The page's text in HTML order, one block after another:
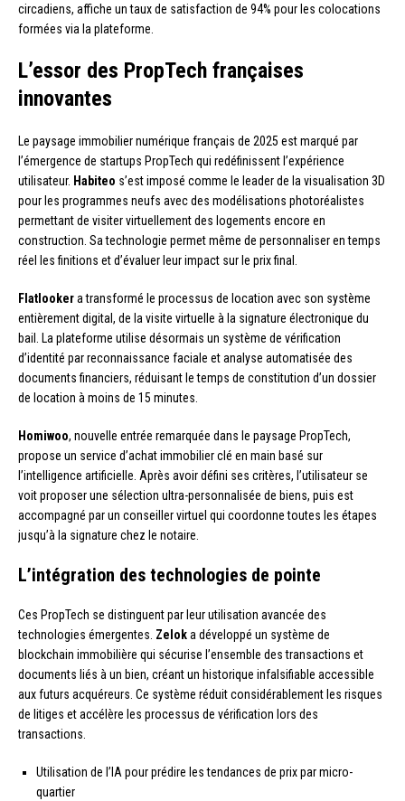
circadiens, affiche un taux de satisfaction de 94% pour les colocations
formées via la plateforme.
L’essor des PropTech françaises
innovantes
Le paysage immobilier numérique français de 2025 est marqué par
l’émergence de startups PropTech qui redéfinissent l’expérience
utilisateur. Habiteo s’est imposé comme le leader de la visualisation 3D
pour les programmes neufs avec des modélisations photoréalistes
permettant de visiter virtuellement des logements encore en
construction. Sa technologie permet même de personnaliser en temps
réel les finitions et d’évaluer leur impact sur le prix final.
Flatlookera transformé le processus de location avec son système
entièrement digital, de la visite virtuelle à la signature électronique du
bail. La plateforme utilise désormais un système de vérification
d’identité par reconnaissance faciale et analyse automatisée des
documents financiers, réduisant le temps de constitution d’un dossier
de location à moins de 15 minutes.
Homiwoo, nouvelle entrée remarquée dans le paysage PropTech,
propose un service d’achat immobilier clé en main basé sur
l’intelligence artificielle. Après avoir défini ses critères, l’utilisateur se
voit proposer une sélection ultra-personnalisée de biens, puis est
accompagné par un conseiller virtuel qui coordonne toutes les étapes
jusqu’à la signature chez le notaire.
L’intégration des technologies de pointe
Ces PropTech se distinguent par leur utilisation avancée des
technologies émergentes. Zeloka développé un système de
blockchain immobilière qui sécurise l’ensemble des transactions et
documents liés à un bien, créant un historique infalsifiable accessible
aux futurs acquéreurs. Ce système réduit considérablement les risques
de litiges et accélère les processus de vérification lors des
transactions.
Utilisation de l’IA pour prédire les tendances de prix par micro-
quartier